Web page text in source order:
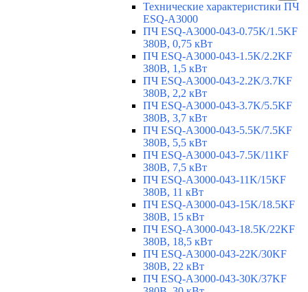
Технические характеристики ПЧ
ESQ-A3000
ПЧ ESQ-A3000-043-0.75K/1.5KF
380В, 0,75 кВт
ПЧ ESQ-A3000-043-1.5K/2.2KF
380В, 1,5 кВт
ПЧ ESQ-A3000-043-2.2K/3.7KF
380В, 2,2 кВт
ПЧ ESQ-A3000-043-3.7K/5.5KF
380В, 3,7 кВт
ПЧ ESQ-A3000-043-5.5K/7.5KF
380В, 5,5 кВт
ПЧ ESQ-A3000-043-7.5K/11KF
380В, 7,5 кВт
ПЧ ESQ-A3000-043-11K/15KF
380В, 11 кВт
ПЧ ESQ-A3000-043-15K/18.5KF
380В, 15 кВт
ПЧ ESQ-A3000-043-18.5K/22KF
380В, 18,5 кВт
ПЧ ESQ-A3000-043-22K/30KF
380В, 22 кВт
ПЧ ESQ-A3000-043-30K/37KF